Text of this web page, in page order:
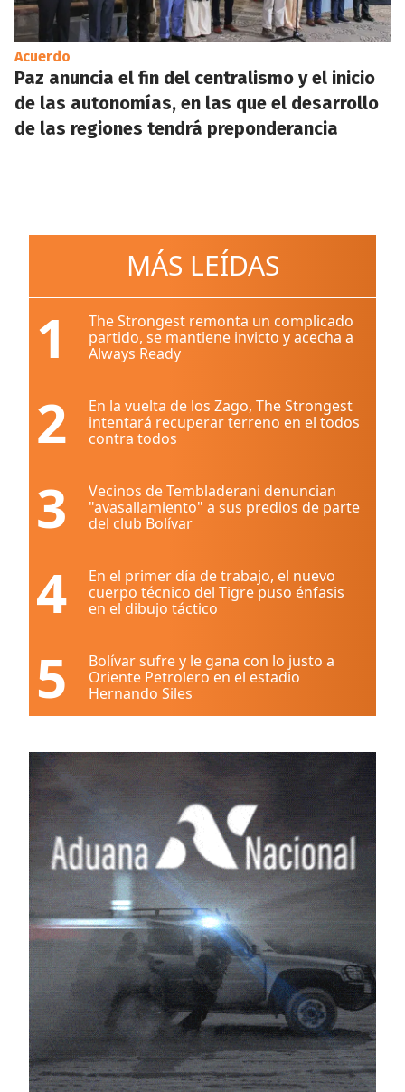
Acuerdo
Paz anuncia el fin del centralismo y el inicio
de las autonomías, en las que el desarrollo
de las regiones tendrá preponderancia
MÁS LEÍDAS
1
The Strongest remonta un complicado
partido, se mantiene invicto y acecha a
Always Ready
2
En la vuelta de los Zago, The Strongest
intentará recuperar terreno en el todos
contra todos
3
Vecinos de Tembladerani denuncian
"avasallamiento" a sus predios de parte
del club Bolívar
4
En el primer día de trabajo, el nuevo
cuerpo técnico del Tigre puso énfasis
en el dibujo táctico
5
Bolívar sufre y le gana con lo justo a
Oriente Petrolero en el estadio
Hernando Siles